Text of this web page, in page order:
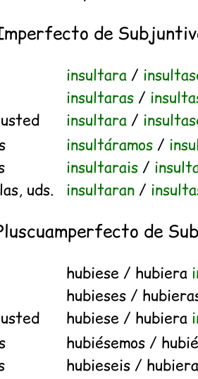
de
insultara /
insultaras /
insultara /
insultáramos /
insultarais /
uds.
insultaran /
de
hubiese / hubiera
hubieses /
hubiese / hubiera
hubiésemos /
hubieseis /